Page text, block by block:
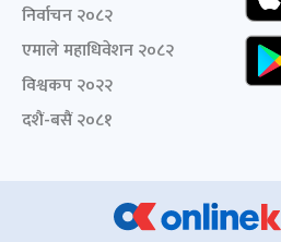
निर्वाचन २०८२
एमाले महाधिवेशन २०८२
विश्वकप २०२२
दशैं-बसैं २०८१